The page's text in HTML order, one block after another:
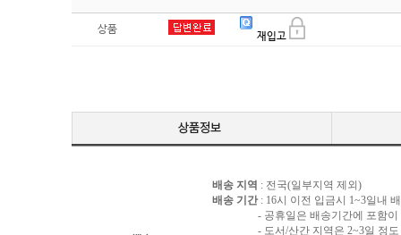
상품
재입고
배송 지역 : 전국(일부지역 제외)
배송 기간 : 16시 이전 입금시 1~3일내
- 공휴일은 배송기간에 포함이
- 도서/산간 지역은 2~3일 정도